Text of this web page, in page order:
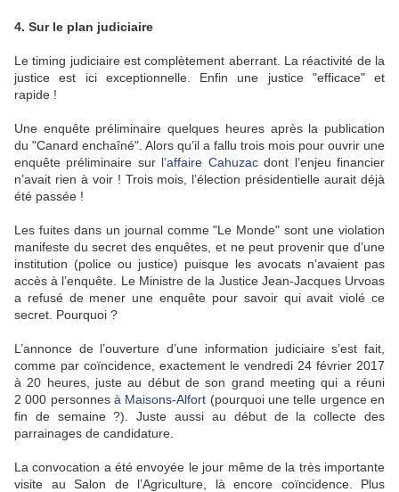
4. Sur le plan judiciaire
Le timing judiciaire est complètement aberrant. La réactivité de la
justice est ici exceptionnelle. Enfin une justice "efficace" et
rapide !
Une enquête préliminaire quelques heures après la publication
du "Canard enchaîné". Alors qu’il a fallu trois mois pour ouvrir une
enquête préliminaire sur l’affaire Cahuzacdont l’enjeu financier
n’avait rien à voir ! Trois mois, l’élection présidentielle aurait déjà
été passée !
Les fuites dans un journal comme "Le Monde" sont une violation
manifeste du secret des enquêtes, et ne peut provenir que d’une
institution (police ou justice) puisque les avocats n’avaient pas
accès à l’enquête. Le Ministre de la Justice Jean-Jacques Urvoas
a refusé de mener une enquête pour savoir qui avait violé ce
secret. Pourquoi ?
L’annonce de l’ouverture d’une information judiciaire s’est fait,
comme par coïncidence, exactement le vendredi 24 février 2017
à 20 heures, juste au début de son grand meeting qui a réuni
2 000 personnes à Maisons-Alfort (pourquoi une telle urgence en
fin de semaine ?). Juste aussi au début de la collecte des
parrainages de candidature.
La convocation a été envoyée le jour même de la très importante
visite au Salon de l’Agriculture, là encore coïncidence. Plus